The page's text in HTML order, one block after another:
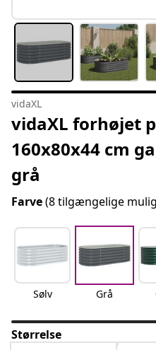
vidaXL
vidaXL forhøjet
160x80x44 cm
grå
Farve(8 tilgængelige
Sølv Grå
Størrelse